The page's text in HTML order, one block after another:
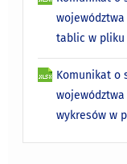
tablic w pliku
Komunikat o
wykresów w